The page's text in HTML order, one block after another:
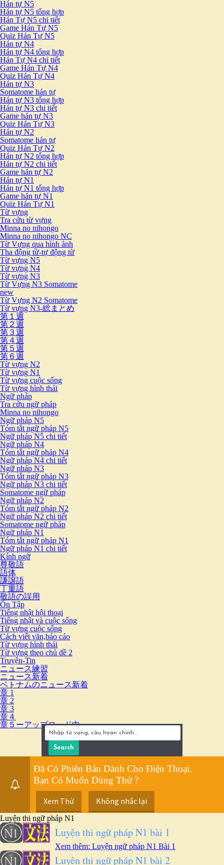
Hán tự N5
Hán tự N5 tổng hợp
Hán Tự N5 chi tiết
Game Hán Tự N5
Quiz Hán Tự N5
Hán tự N4
Hán tự N4 tổng hợp
Hán Tự N4 chi tiết
Game Hán Tự N4
Quiz Hán Tự N4
Hán tự N3
Somatome hán tự
Hán tự N3 tổng hợp
Hán tự N3 chi tiết
Game hán tự N3
Quiz Hán Tự N3
Hán tự N2
Somatome hán tự
Quiz Hán Tự N2
Hán tự N2 tổng hợp
Hán tự N2 chi tiết
Game hán tự N2
Hán tự N1
Hán tự N1 tổng hợp
Game hán tự N1
Quiz Hán Tự N1
Từ vựng
Tra cứu từ vựng
Minna no nihongo
Minna no nihongo NC
Từ Vựng qua hình ảnh
Tha động từ-tự động từ
Từ vựng N5
Từ vựng N4
Từ vựng N3
Từ Vựng N3 Somatome
new
Từ Vựng N2 Somatome
Từ vựng N3-総まとめ
第１週
第２週
第３週
第４週
第５週
第６週
Từ vựng N2
Từ vựng N1
Từ vựng cuộc sống
Từ vựng hình thái
Ngữ pháp
Tra cứu ngữ pháp
Minna no nihongo
Ngữ pháp N5
Tóm tắt ngữ pháp N5
Ngữ pháp N5 chi tiết
Ngữ pháp N4
Tóm tắt ngữ pháp N4
Ngữ pháp N4 chi tiết
Ngữ pháp N3
Tóm tắt ngữ pháp N3
Ngữ pháp N3 chi tiết
Somatome ngữ pháp
Ngữ pháp N2
Tóm tắt ngữ pháp N2
Ngữ pháp N2 chi tiết
Somatome ngữ pháp
Ngữ pháp N1
Tóm tắt ngữ pháp N1
Ngữ pháp N1 chi tiết
Kính ngữ
尊敬語
語体
謙譲語
丁重語
敬語の誤用
Ôn Tập
Tiếng nhật hội thoại
Tiếng nhật và cuộc sống
Từ vựng cuộc sống
Cách viết văn,báo cáo
Từ vựng hình thái
Từ vựng theo chủ đề 2
Truyện-Tin
ニュース練習
ニュース新着
ベトナムのニュース新着
章 1
章 2
章 3
章４
章５ーアップロード中
Đã Có Phiên Bản Dành Cho Điện Thoại.
Bạn Có Muốn Dùng Thử ?
Xem Thử Không nhắc lại
Luyện thi ngữ pháp N1
Luyện thi ngữ pháp N1 bài 1
Xem thêm: Luyện ngữ pháp N1 Bài 1
Luyện thi ngữ pháp N1 bài 2